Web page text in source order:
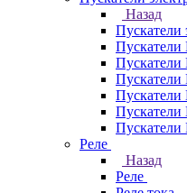
Назад
Пускатели
Реле
Назад
Реле